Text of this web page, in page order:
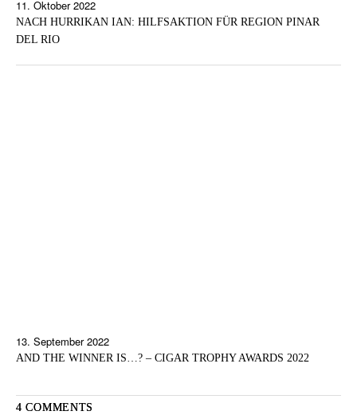
11. Oktober 2022
NACH HURRIKAN IAN: HILFSAKTION FÜR REGION PINAR
DEL RIO
13. September 2022
AND THE WINNER IS…? – CIGAR TROPHY AWARDS 2022
4 COMMENTS